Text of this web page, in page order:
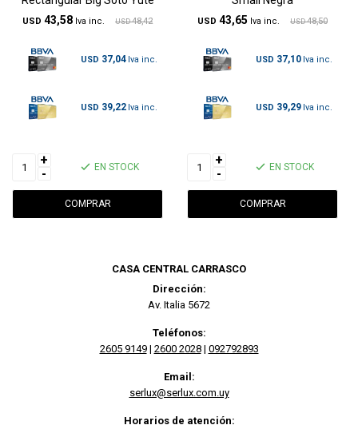
USD 43,58 USD 48,42
USD 37,04
USD 39,22
+
-
EN STOCK
USD 43,65 USD 48,50
USD 37,10
USD 39,29
+
-
EN STOCK
CASA CENTRAL CARRASCO
Dirección:
Av. Italia 5672
Teléfonos:
2605 9149| 2600 2028| 092792893
Email:
serlux@serlux.com.uy
Horarios de atención: